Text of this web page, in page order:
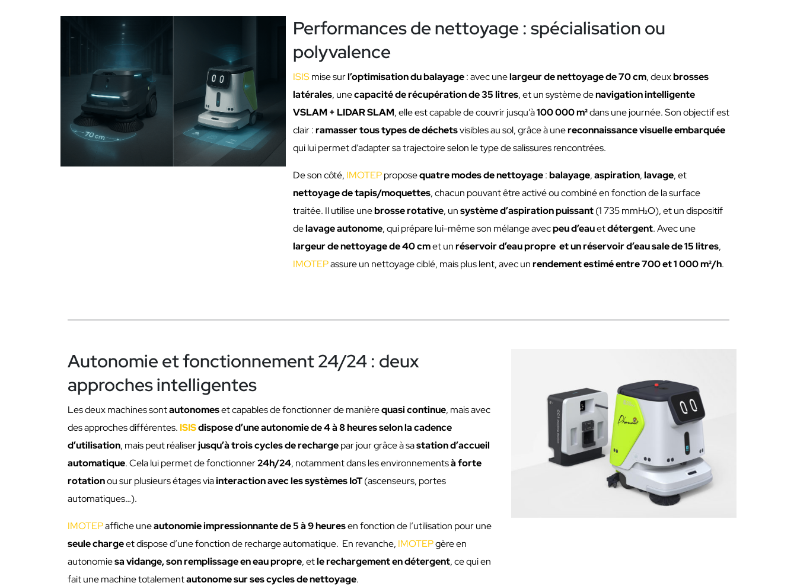
Performances de nettoyage : spécialisation ou
polyvalence
ISIS mise surl’optimisation du balayage: avec unelargeur de nettoyage de 70 cm, deuxbrosses
latérales, unecapacité de récupération de 35 litres, et un système denavigation intelligente
VSLAM + LIDAR SLAM, elle est capable de couvrir jusqu’à100 000 m²dans une journée. Son objectif est
clair :ramasser tous types de déchetsvisibles au sol, grâce à unereconnaissance visuelle embarquée
qui lui permet d’adapter sa trajectoire selon le type de salissures rencontrées.
De son côté, IMOTEPproposequatre modes de nettoyage:balayage,aspiration,lavage, et
nettoyage de tapis/moquettes, chacun pouvant être activé ou combiné en fonction de la surface
traitée. Il utilise unebrosse rotative, unsystème d’aspiration puissant(1 735 mmH₂O), et un dispositif
delavage autonome, qui prépare lui-même son mélange avecpeu d’eauetdétergent. Avec une
largeur de nettoyage de 40 cmet unréservoir d’eau propre et un réservoir d’eau sale de 15 litres,
IMOTEPassure un nettoyage ciblé, mais plus lent, avec unrendement estimé entre 700 et 1 000 m²/h.
Autonomie et fonctionnement 24/24 : deux
approches intelligentes
Les deux machines sontautonomeset capables de fonctionner de manièrequasi continue, mais avec
des approches différentes. ISISdispose d’une autonomie de 4 à 8 heures selon la cadence
d’utilisation, mais peut réaliserjusqu’à trois cycles de rechargepar jour grâce à sastation d’accueil
automatique. Cela lui permet de fonctionner24h/24, notamment dans les environnementsà forte
rotationou sur plusieurs étages viainteraction avec les systèmes IoT(ascenseurs, portes
automatiques…).
IMOTEPaffiche uneautonomie impressionnante de 5 à 9 heuresen fonction de l’utilisation pour une
seule chargeet dispose d’une fonction de recharge automatique. En revanche, IMOTEPgère en
autonomiesa vidange, son remplissage en eau propre, etle rechargement en détergent, ce qui en
fait une machine totalementautonome sur ses cycles de nettoyage.